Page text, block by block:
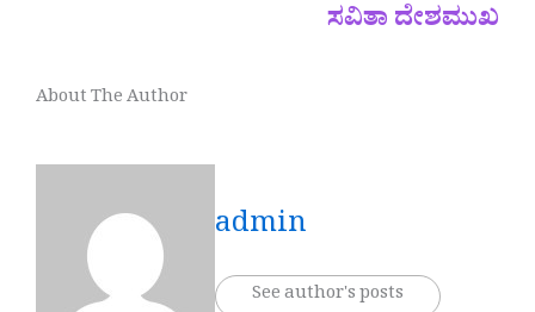
ಸವಿತಾ ದೇಶಮುಖ
About The Author
admin
See author's posts